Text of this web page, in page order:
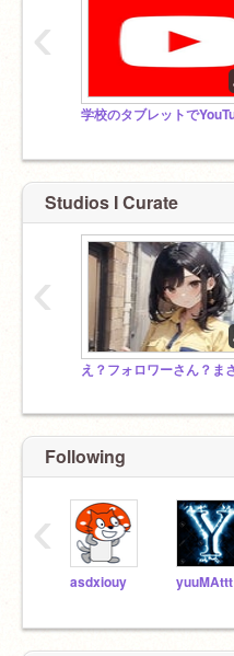
‹
Studios I Curate
‹
Following
asdxiouy yuuMAttt
‹